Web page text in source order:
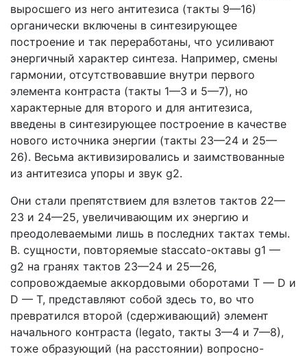
выросшего из него антитезиса (такты 9—16)
органически включены в синтезирующее
построение и так переработаны, что усиливают
энергичный характер синтеза. Например, смены
гармонии, отсутствовавшие внутри первого
элемента контраста (такты 1—3 и 5—7), но
характерные для второго и для антитезиса,
введены в синтезирующее построение в качестве
нового источника энергии (такты 23—24 и 25—
26). Весьма активизировались и заимствованные
из антитезиса упоры и звук g2.
Они стали препятствием для взлетов тактов 22—
23 и 24—25, увеличивающим их энергию и
преодолеваемыми лишь в последних тактах темы.
В. сущности, повторяемые staccato-октавы g1 —
g2 на гранях тактов 23—24 и 25—26,
сопровождаемые аккордовыми оборотами Т — D и
D — Т, представляют собой здесь то, во что
превратился второй (сдерживающий) элемент
начального контраста (legato, такты 3—4 и 7—8),
тоже образующий (на расстоянии) вопросно-